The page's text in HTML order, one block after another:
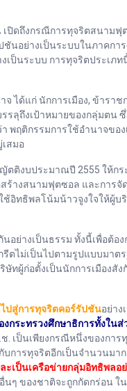
ดถึงกรณีการทุจริตสนามฟุ
อย่างเป็นระบบในภาคการ
เป็นระบบ​ การทุจริตประเภ
ด้แก่​ นักการเมือง, ข้าราช
รลุถึงเป้าหมายของกลุ่มตน​
พฤติกรรมการใช้อำนาจขอ
สมอ
ติงบประมาณปี​ 2555 ให้กร
สร้างสนามฟุตซอล​ และการ
อิทธิพลโน้มน้าวจูงใจให้ผู้
างเป็นธรรม​ ทั้งนี้เพื่อต้อง
ตไม่เป็นไปตามรูปแบบมาต
ทผู้ก่อตั้งเป็นนักการเมืองสั
ปสู่การทุจริตค​อร์รัปชันอย่าง
งกระทรวงศึกษาธิการทั้งใน
เป็นเพียงกรณีหนึ่งของการ
การทุจริตอีกเป็นจำนวนมา
เป็นเครือข่ายกลุ่มอิทธิพลอ
ๆ ของชาติจะถูกกัดกร่อน ใ